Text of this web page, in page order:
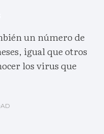
un número de
igual que otros
los virus que